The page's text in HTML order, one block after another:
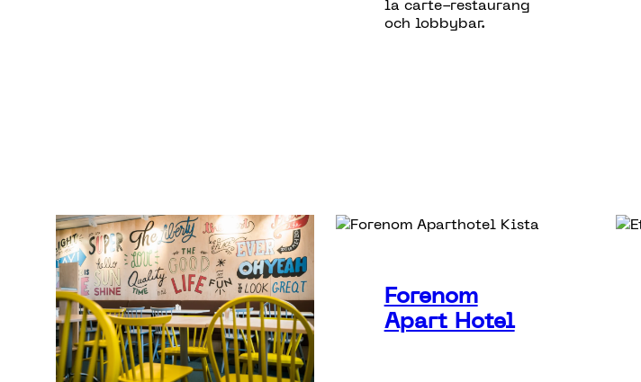
la carte-restaurang
och lobbybar.
Forenom
Apart Hotel